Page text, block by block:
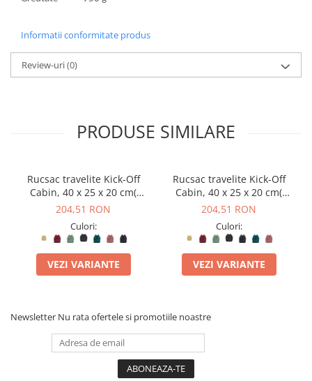
Informatii conformitate produs
Review-uri(0)
PRODUSE SIMILARE
Rucsac travelite Kick-Off
Cabin, 40 x 25 x 20 cm(
bagaj permis gratuit la
204,51 RON
Culori:
VEZI VARIANTE
Rucsac travelite Kick-Off
Cabin, 40 x 25 x 20 cm(
bagaj permis gratuit la
204,51 RON
Culori:
VEZI VARIANTE
Newsletter Nu rata ofertele si promotiile noastre